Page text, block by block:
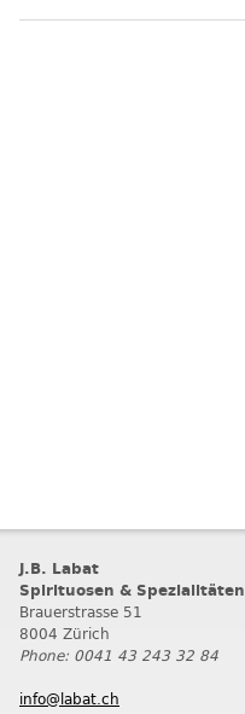
J.B. Labat
Spirituosen & Spezialitäten
Brauerstrasse 51
8004 Zürich
Phone: 0041 43 243 32 84
info@labat.ch